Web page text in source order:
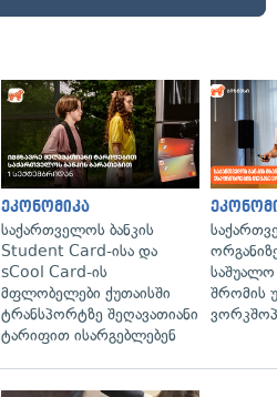
ეკონომიკა
საქართველოს ბანკის
Student Card-ისა და
sCool Card-ის
მფლობელები ქუთაისში
ტრანსპორტზე შეღავათიანი
ტარიფით ისარგებლებენ
საშუალო
შრომის